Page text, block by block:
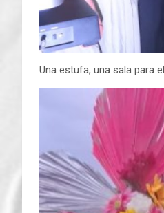
Una estufa, una sala para